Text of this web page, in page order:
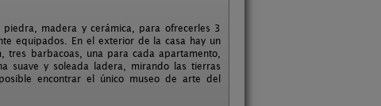
madera y cerámica, para ofrecerles 3
equipados. En el exterior de la casa hay un
barbacoas, una para cada apartamento,
suave y soleada ladera, mirando las tierras
encontrar el único museo de arte del